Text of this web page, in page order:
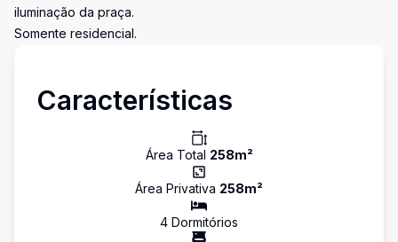
iluminação da praça.
Somente residencial.
Características
Área Total 258m²
Área Privativa 258m²
4 Dormitórios